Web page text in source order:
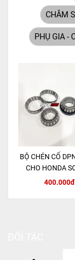
CHĂM
PHỤ GIA -
BỘ CHÉN CỔ
CHO HONDA
MSX 125 /
400.000đ